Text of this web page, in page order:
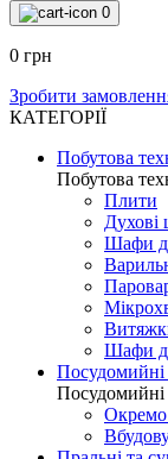
0
0 грн
Зробити
КАТЕГОРІЇ
Побутова
Побутова
Плити
Духові
Шафи
Шафи
Окремо